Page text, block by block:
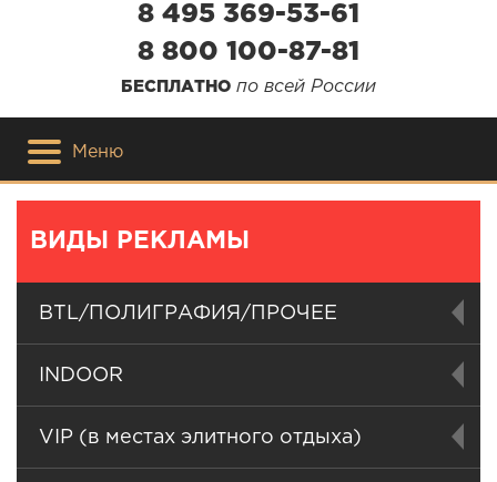
8 495 369-53-61
8 800 100-87-81
БЕСПЛАТНО по всей России
Меню
ВИДЫ РЕКЛАМЫ
BTL/ПОЛИГРАФИЯ/ПРОЧЕЕ
INDOOR
VIP (в местах элитного отдыха)